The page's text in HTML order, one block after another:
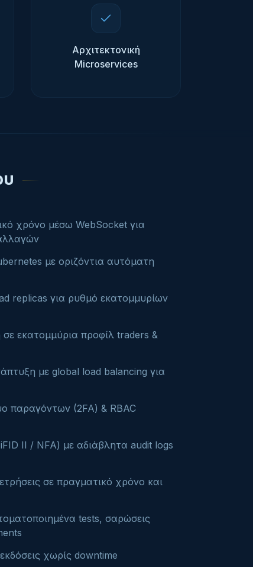
Αρχιτεκτονική
Microservices
χρόνο μέσω WebSocket για
με οριζόντια αυτόματη
replicas για ρυθμό εκατομμυρίων
εκατομμύρια προφίλ traders &
με global load balancing για
παραγόντων (2FA) & RBAC
II / NFA) με αδιάβλητα audit logs
σε πραγματικό χρόνο και
tests, σαρώσεις
χωρίς downtime